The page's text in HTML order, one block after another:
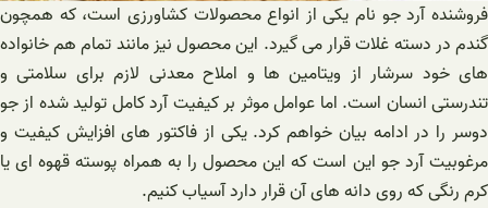
فروشنده آرد جو نام یکی از انواع محصولات کشاورزی است، که همچون
گندم در دسته غلات قرار می گیرد. این محصول نیز مانند تمام هم خانواده
های خود سرشار از ویتامین ها و املاح معدنی لازم برای سلامتی و
تندرستی انسان است. اما عوامل موثر بر کیفیت آرد کامل تولید شده از جو
دوسر را در ادامه بیان خواهم کرد. یکی از فاکتور های افزایش کیفیت و
مرغوبیت آرد جو این است که این محصول را به همراه پوسته قهوه ای یا
کرم رنگی که روی دانه های آن قرار دارد آسیاب کنیم.